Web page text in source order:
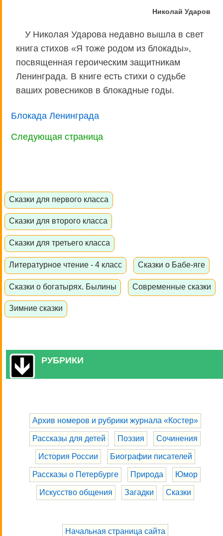
Николай Ударов
У Николая Ударова недавно вышла в свет
книга стихов «Я тоже родом из блокады»,
посвященная героическим защитникам
Ленинграда. В книге есть стихи о судьбе
ваших ровесников в блокадные годы.
Блокада Ленинграда
Следующая страница
Сказки для первого класса
Сказки для второго класса
Сказки для третьего класса
Литературное чтение - 4 класс Сказки о Бабе-яге
Сказки о богатырях. Былины Современные сказки
Зимние сказки
РУБРИКИ
Архив номеров и рубрики журнала «Костер»
Рассказы для детей Поэзия Сочинения
История России Биографии писателей
Рассказы о Петербурге Природа Юмор
Искусство общения Загадки Сказки
Начальная страница сайта